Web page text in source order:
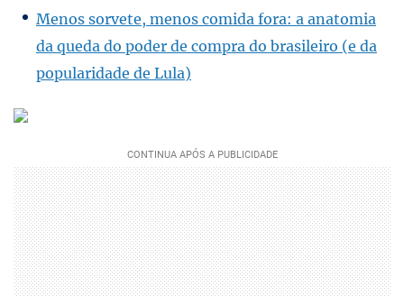
Menos sorvete, menos comida fora: a anatomia
da queda do poder de compra do brasileiro (e da
popularidade de Lula)